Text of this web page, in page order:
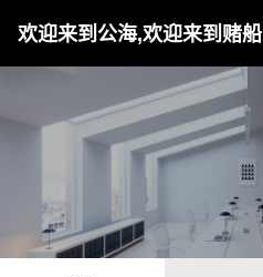
欢迎来到公海,欢迎来到赌船